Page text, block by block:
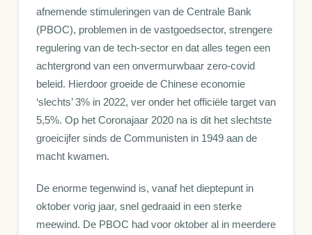
afnemende stimuleringen van de Centrale Bank
(PBOC), problemen in de vastgoedsector, strengere
regulering van de tech-sector en dat alles tegen een
achtergrond van een onvermurwbaar zero-covid
beleid. Hierdoor groeide de Chinese economie
‘slechts’ 3% in 2022, ver onder het officiële target van
5,5%. Op het Coronajaar 2020 na is dit het slechtste
groeicijfer sinds de Communisten in 1949 aan de
macht kwamen.
De enorme tegenwind is, vanaf het dieptepunt in
oktober vorig jaar, snel gedraaid in een sterke
meewind. De PBOC had voor oktober al in meerdere